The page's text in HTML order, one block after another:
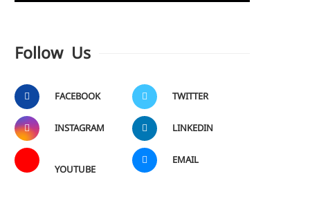
Follow Us
FACEBOOK TWITTER
INSTAGRAM LINKEDIN
YOUTUBE
EMAIL